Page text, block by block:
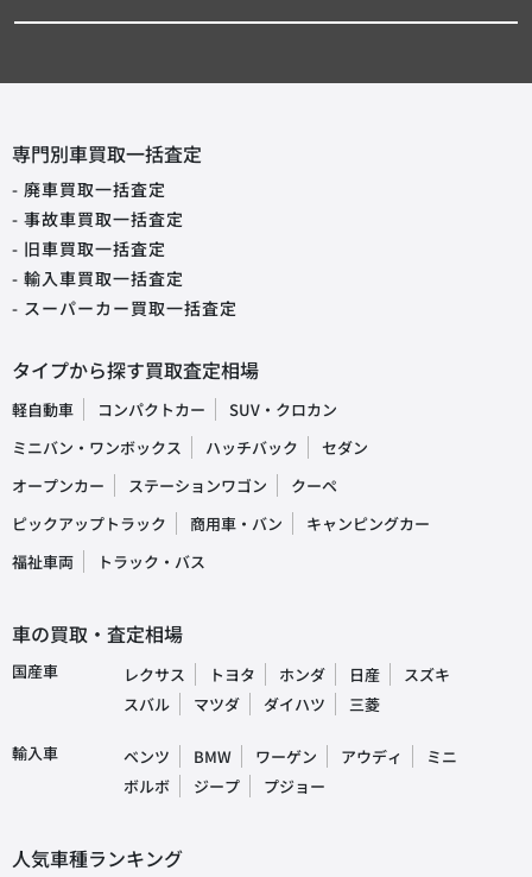
専門別車買取一括査定
- 廃車買取一括査定
- 事故車買取一括査定
- 旧車買取一括査定
- 輸入車買取一括査定
- スーパーカー買取一括査定
タイプから探す買取査定相場
軽自動車 コンパクトカー
SUV・クロカン
ミニバン・ワンボックス
ハッチバック
セダン
オープンカー
ステーションワゴン
クーペ
ピックアップトラック
商用車・バン
キャンピングカー
福祉車両
トラック・バス
車の買取・査定相場
国産車 レクサス トヨタ ホンダ 日産
スズキ
スバル
マツダ ダイハツ 三菱
輸入車 ベンツ BMW ワーゲン アウディ
ミニ
ボルボ
ジープ プジョー
人気車種ランキング